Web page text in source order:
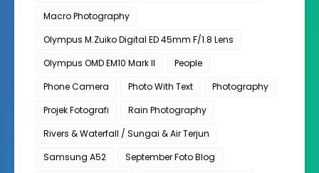
Macro Photography
Olympus M.Zuiko Digital ED 45mm F/1.8 Lens
Olympus OMD EM10 Mark II
People
Phone Camera
Photo With Text
Photography
Projek Fotografi
Rain Photography
Rivers & Waterfall / Sungai & Air Terjun
Samsung A52
September Foto Blog